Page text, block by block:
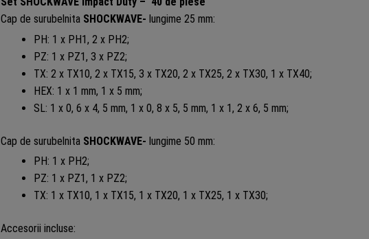
Cap de surubelnita SHOCKWAVE- lungime 25 mm:
PH: 1 x PH1, 2 x PH2;
PZ: 1 x PZ1, 3 x PZ2;
TX: 2 x TX10, 2 x TX15, 3 x TX20, 2 x TX25, 2 x TX30, 1 x TX40;
HEX: 1 x 1 mm, 1 x 5 mm;
SL: 1 x 0, 6 x 4, 5 mm, 1 x 0, 8 x 5, 5 mm, 1 x 1, 2 x 6, 5 mm;
Cap de surubelnita SHOCKWAVE- lungime 50 mm:
PH: 1 x PH2;
PZ: 1 x PZ1, 1 x PZ2;
TX: 1 x TX10, 1 x TX15, 1 x TX20, 1 x TX25, 1 x TX30;
Accesorii incluse: